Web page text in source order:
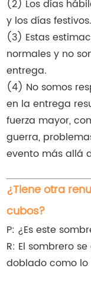
(2) Los días
y los días festivos.
(3) Estas
normales y no
entrega.
(4) No somos
en la entrega
fuerza mayor,
guerra,
evento más allá
¿Tiene otra
cubos?
P: ¿Es este
R: El sombrero
doblado como lo